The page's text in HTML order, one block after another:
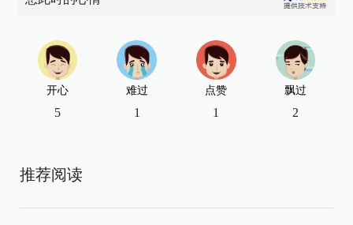
开心
5
难过
1
点赞
1
飘过
2
推荐阅读